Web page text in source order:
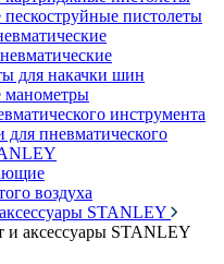
пистолеты
для накачки шин
манометры
инструмента
пневматического
воздуха
STANLEY
и аксессуары STANLEY